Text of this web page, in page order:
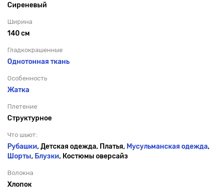
Сиреневый
Ширина
140 см
Гладкокрашенные
Однотонная ткань
Особенность
Жатка
Плетение
Структурное
Что шьют:
Рубашки, Детская одежда, Платья, Мусульманская одежда,
Шорты, Блузки, Костюмы оверсайз
Волокна
Хлопок